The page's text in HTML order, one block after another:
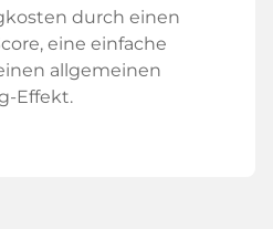
durch einen
eine einfache
allgemeinen
Effekt.